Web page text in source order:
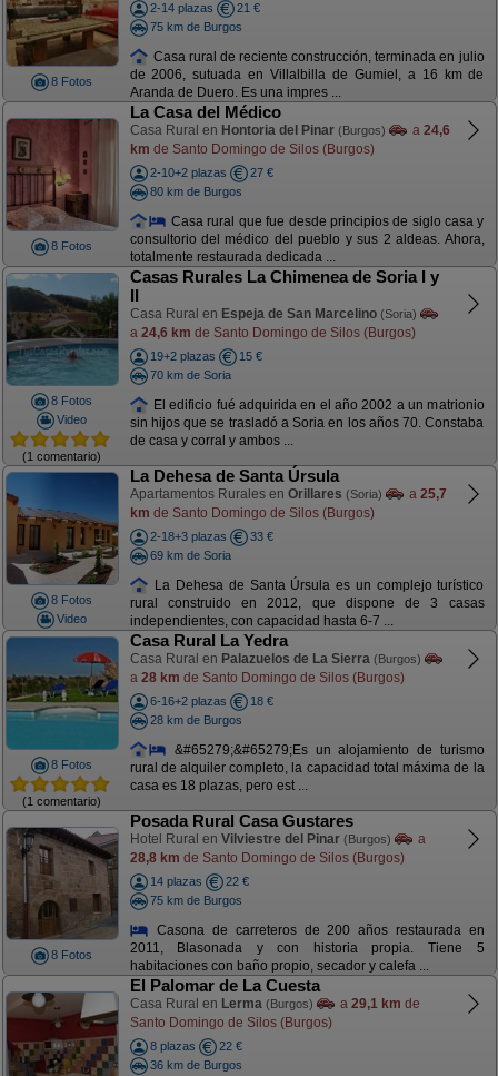
8 Fotos
2-14 plazas
21 €
75 km de Burgos
Casa rural de reciente construcción, terminada en julio
de 2006, sutuada en Villalbilla de Gumiel, a 16 km de
Aranda de Duero. Es una impres ...
8 Fotos
La Casa del Médico
Casa Rural en Hontoria del Pinar (Burgos) a 24,6
km de Santo Domingo de Silos (Burgos)
2-10+2 plazas
27 €
80 km de Burgos
Casa rural que fue desde principios de siglo casa y
consultorio del médico del pueblo y sus 2 aldeas. Ahora,
totalmente restaurada dedicada ...
8 Fotos
Video
(1 comentario)
Casas Rurales La Chimenea de Soria I y
II
Casa Rural en Espeja de San Marcelino (Soria)
a 24,6 km de Santo Domingo de Silos (Burgos)
19+2 plazas
15 €
70 km de Soria
El edificio fué adquirida en el año 2002 a un matrionio
sin hijos que se trasladó a Soria en los años 70. Constaba
de casa y corral y ambos ...
8 Fotos
Video
La Dehesa de Santa Úrsula
Apartamentos Rurales en Orillares (Soria) a 25,7
km de Santo Domingo de Silos (Burgos)
2-18+3 plazas
33 €
69 km de Soria
La Dehesa de Santa Úrsula es un complejo turístico
rural construido en 2012, que dispone de 3 casas
independientes, con capacidad hasta 6-7 ...
8 Fotos
(1 comentario)
Casa Rural La Yedra
Casa Rural en Palazuelos de La Sierra (Burgos)
a 28 km de Santo Domingo de Silos (Burgos)
6-16+2 plazas
18 €
28 km de Burgos
&#65279;&#65279;Es un alojamiento de turismo
rural de alquiler completo, la capacidad total máxima de la
casa es 18 plazas, pero est ...
8 Fotos
Posada Rural Casa Gustares
Hotel Rural en Vilviestre del Pinar (Burgos)
a
28,8 km de Santo Domingo de Silos (Burgos)
14 plazas
22 €
75 km de Burgos
Casona de carreteros de 200 años restaurada en
2011, Blasonada y con historia propia. Tiene 5
habitaciones con baño propio, secador y calefa ...
El Palomar de La Cuesta
Casa Rural en Lerma (Burgos) a 29,1 km de
Santo Domingo de Silos (Burgos)
8 plazas
22 €
36 km de Burgos